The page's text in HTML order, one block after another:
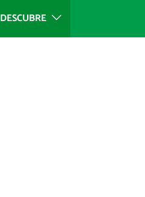
DESCUBRE